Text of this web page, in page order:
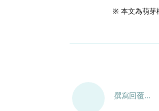
※ 本文為萌芽
撰寫回覆...